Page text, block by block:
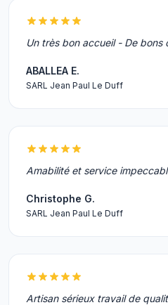
Un très bon accueil - De bons
ABALLEA E.
SARL Jean Paul Le Duff
Amabilité et service
Christophe G.
SARL Jean Paul Le Duff
Artisan sérieux travail de